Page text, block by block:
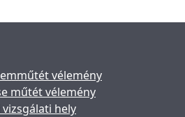
vélemény
műtét vélemény
hely